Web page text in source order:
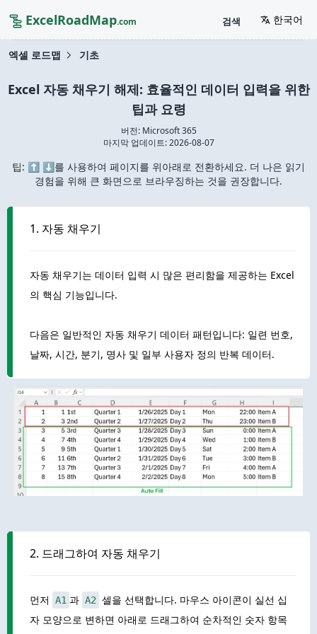
ExcelRoadMap.com 검색 한국어
엑셀 로드맵 기초
Excel 자동 채우기 해제: 효율적인 데이터 입력을 위한
팁과 요령
버전: Microsoft 365
마지막 업데이트:2026-08-07
팁: ⬆️ ⬇️를 사용하여 페이지를 위아래로 전환하세요. 더 나은 읽기
경험을 위해 큰 화면으로 브라우징하는 것을 권장합니다.
1. 자동 채우기
자동 채우기는 데이터 입력 시 많은 편리함을 제공하는 Excel
의 핵심 기능입니다.
다음은 일반적인 자동 채우기 데이터 패턴입니다: 일련 번호,
날짜, 시간, 분기, 명사 및 일부 사용자 정의 반복 데이터.
2. 드래그하여 자동 채우기
먼저 A1 과 A2 셀을 선택합니다. 마우스 아이콘이 실선 십
자 모양으로 변하면 아래로 드래그하여 순차적인 숫자 항목